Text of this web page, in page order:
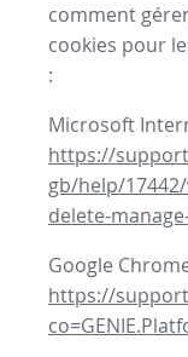
comment
cookies pour
:
Microsoft
https://
gb/help/
delete-
Google
https://